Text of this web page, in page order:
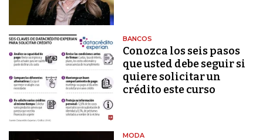
BANCOS
Conozca los seis pasos
que usted debe seguir si
quiere solicitar un
crédito este curso
MODA